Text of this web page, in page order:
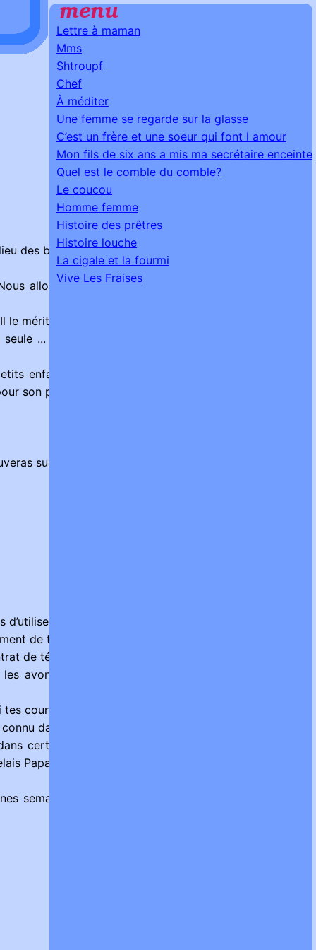
Lettre à maman
Mms
Shtroupf
Chef
À méditer
Une femme se regarde sur la glasse
C’est un frère et une soeur qui font l amour
Mon fils de six ans a mis ma secrétaire enceinte
Quel est le comble du comble?
Le coucou
Homme femme
Histoire des prêtres
Histoire louche
La cigale et la fourmi
Vive Les Fraises
des bois.
allons donc en cultiver et en donner à nos copains
le mérite vraiment tu sais.
... et l’expérience qui me manque, Abdoul peut la
enfants. Mais d’abord je vais avec Abdoul chez ses
son permis de séjour.
sur ta table de nuit...
notre carte de crédit, car nous l’avons annulée,
de ta mère).
de téléphone mobile.
avons vendus au voisin (celui dont tu disais qu’il te
cours de musique.
dans l’armée, je ne sais pas bien ce qu’il fait.... mais
certains pays du Maghreb qu’il connait bien et qu’il
Papa
semaines sans sortir et sans regarder la télé pour le